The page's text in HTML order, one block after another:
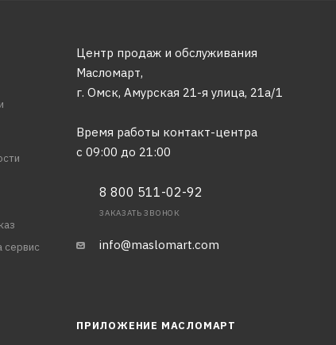
сервис
Центр продаж и обслуживания
Масломарт,
г. Омск, Амурская 21-я улица, 21а/1
Время работы контакт-центра
с 09:00 до 21:00
8 800 511-02-92
ЗАКАЗАТЬ ЗВОНОК
info@maslomart.com
ПРИЛОЖЕНИЕ МАСЛОМАРТ